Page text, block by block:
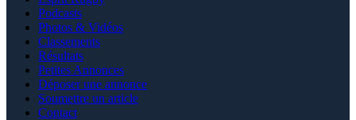
Podcasts
Photos & Vidéos
Classements
Résultats
Petites Annonces
Déposer une annonce
Soumettre un article
Contact